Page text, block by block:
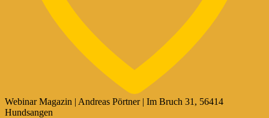
Webinar Magazin | Andreas Pörtner | Im Bruch 31, 56414
Hundsangen